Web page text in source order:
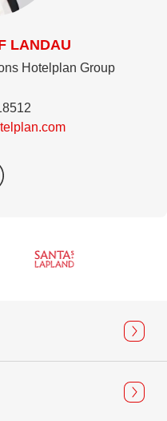
LANDAU
Hotelplan Group